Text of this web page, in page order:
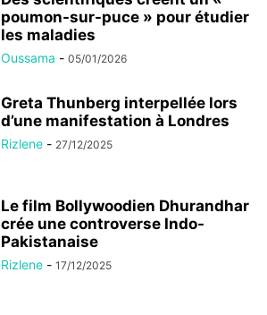
poumon-sur-puce » pour étudier
les maladies
Oussama - 05/01/2026
Greta Thunberg interpellée lors
d’une manifestation à Londres
Rizlene - 27/12/2025
Le film Bollywoodien Dhurandhar
crée une controverse Indo-
Pakistanaise
Rizlene - 17/12/2025